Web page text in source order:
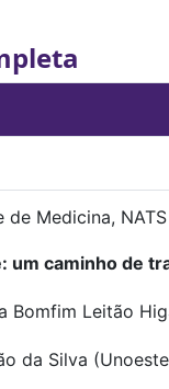
Medicina,
um caminho de
Bomfim Leitão
da Silva